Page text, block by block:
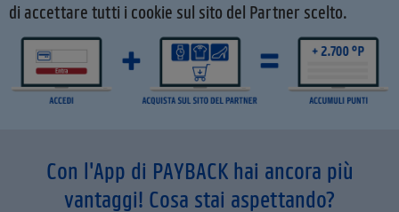
di accettare tutti i cookie sul sito del Partner scelto.
Con l'App di PAYBACK hai ancora più
vantaggi! Cosa stai aspettando?